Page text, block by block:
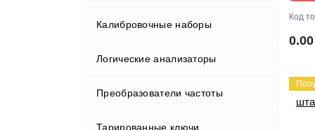
Калибровочные наборы
Логические анализаторы
Zeroplus
АКИП
Преобразователи частоты
Тарированные ключи
Код